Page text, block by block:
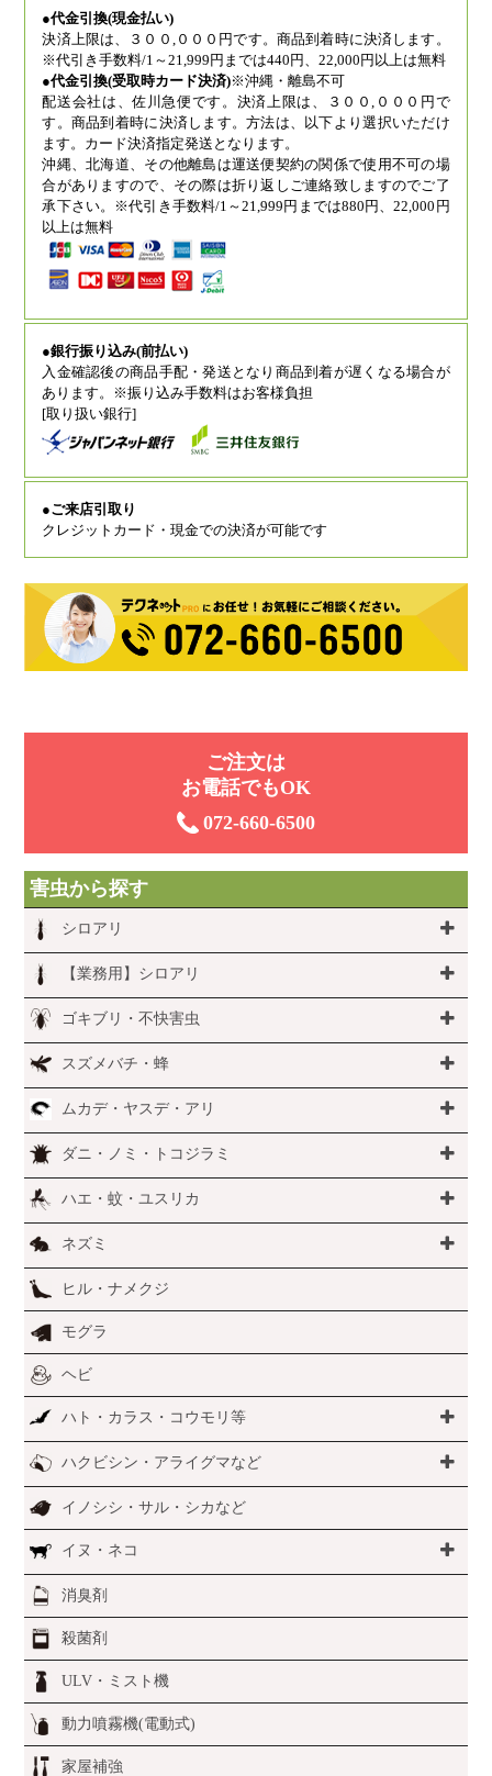
●代金引換(現金払い)
決済上限は、３００,０００円です。商品到着時に決済します。
※代引き手数料/1～21,999円までは440円、22,000円以上は無料
●代金引換(受取時カード決済)※沖縄・離島不可
配送会社は、佐川急便です。決済上限は、３００,０００円で
す。商品到着時に決済します。方法は、以下より選択いただけ
ます。カード決済指定発送となります。
沖縄、北海道、その他離島は運送便契約の関係で使用不可の場
合がありますので、その際は折り返しご連絡致しますのでご了
承下さい。※代引き手数料/1～21,999円までは880円、22,000円
以上は無料
●銀行振り込み(前払い)
入金確認後の商品手配・発送となり商品到着が遅くなる場合が
あります。※振り込み手数料はお客様負担
[取り扱い銀行]
●ご来店引取り
クレジットカード・現金での決済が可能です
ご注⽂は
お電話でもOK
072-660-6500
害虫から探す
シロアリ
【業務用】シロアリ
ゴキブリ・不快害虫
スズメバチ・蜂
ムカデ・ヤスデ・アリ
ダニ・ノミ・トコジラミ
ハエ・蚊・ユスリカ
ネズミ
ヒル・ナメクジ
モグラ
ヘビ
ハト・カラス・コウモリ等
ハクビシン・アライグマなど
イノシシ・サル・シカなど
イヌ・ネコ
消臭剤
殺菌剤
ULV・ミスト機
動力噴霧機(電動式)
家屋補強